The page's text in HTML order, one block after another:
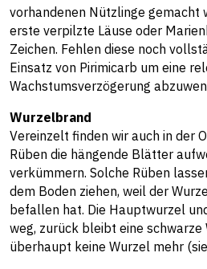
vorhandenen Nützlinge gemacht
erste verpilzte Läuse oder
Zeichen. Fehlen diese noch
Einsatz von Pirimicarb um eine
Wachstumsverzögerung
Wurzelbrand
Vereinzelt finden wir auch in der
Rüben die hängende Blätter
verkümmern. Solche Rüben
dem Boden ziehen, weil der
befallen hat. Die Hauptwurzel
weg, zurück bleibt eine
überhaupt keine Wurzel mehr